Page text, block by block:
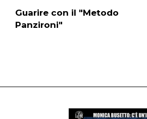
Guarire con il "Metodo
Panzironi"